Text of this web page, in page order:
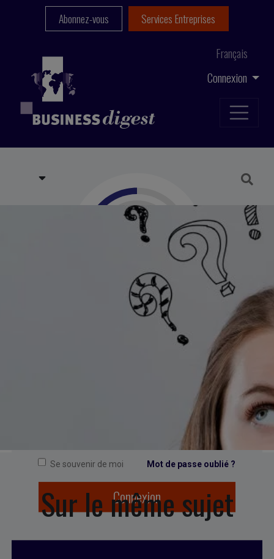
Connexion
Français
Abonnez-vous Services Entreprises
CONNEXION
Se souvenir de moi Mot de passe oublié ?
Connexion
Sur le même sujet